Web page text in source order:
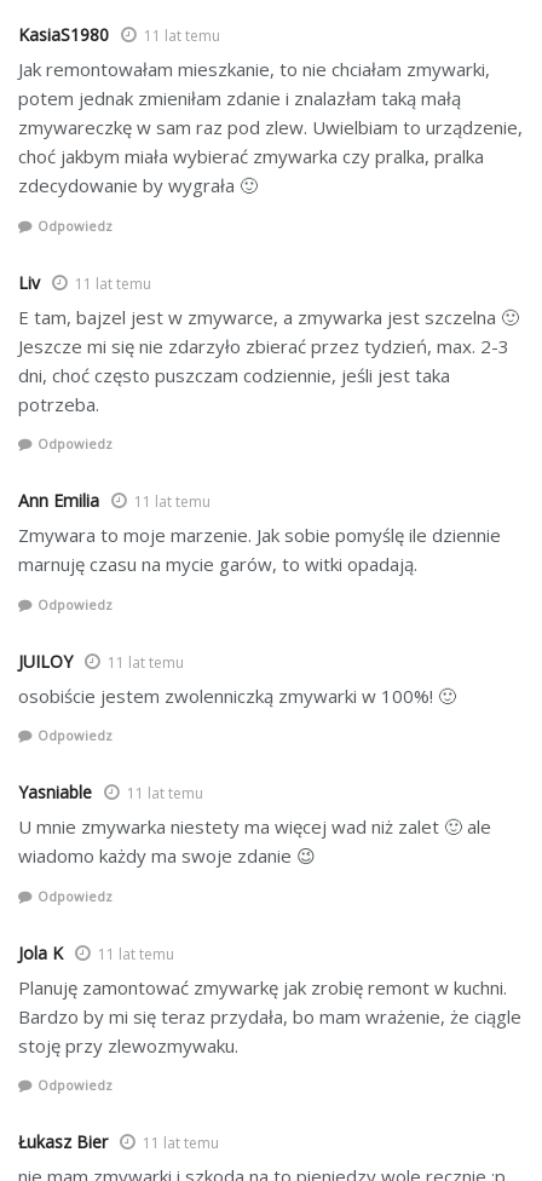
KasiaS1980 11 lat temu
Jak remontowałam mieszkanie, to nie chciałam zmywarki,
potem jednak zmieniłam zdanie i znalazłam taką małą
zmywareczkę w sam raz pod zlew. Uwielbiam to urządzenie,
choć jakbym miała wybierać zmywarka czy pralka, pralka
zdecydowanie by wygrała 🙂
Odpowiedz
Liv 11 lat temu
E tam, bajzel jest w zmywarce, a zmywarka jest szczelna 🙂
Jeszcze mi się nie zdarzyło zbierać przez tydzień, max. 2-3
dni, choć często puszczam codziennie, jeśli jest taka
potrzeba.
Odpowiedz
Ann Emilia 11 lat temu
Zmywara to moje marzenie. Jak sobie pomyślę ile dziennie
marnuję czasu na mycie garów, to witki opadają.
Odpowiedz
JUILOY 11 lat temu
osobiście jestem zwolenniczką zmywarki w 100%! 🙂
Odpowiedz
Yasniable 11 lat temu
U mnie zmywarka niestety ma więcej wad niż zalet 🙂 ale
wiadomo każdy ma swoje zdanie 😉
Odpowiedz
Jola K 11 lat temu
Planuję zamontować zmywarkę jak zrobię remont w kuchni.
Bardzo by mi się teraz przydała, bo mam wrażenie, że ciągle
stoję przy zlewozmywaku.
Odpowiedz
Łukasz Bier 11 lat temu